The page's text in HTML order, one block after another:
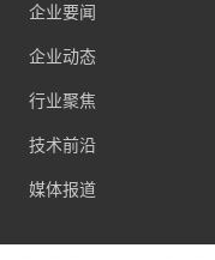
企业要闻
企业动态
行业聚焦
技术前沿
媒体报道